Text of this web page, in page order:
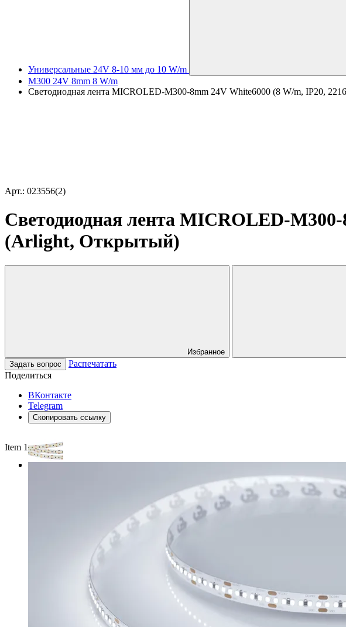
Универсальные 24V 8-10 мм до 10 W/m
M300 24V 8mm 8 W/m
Светодиодная лента MICROLED-M300-8mm 24V White6000 (8 W/m, IP20,
Арт.: 023556(2)
Светодиодная лента MICROLED-
(Arlight, Открытый)
Избранное
Задать вопрос
Распечатать
Поделиться
ВКонтакте
Telegram
Скопировать ссылку
Item 1 of 4